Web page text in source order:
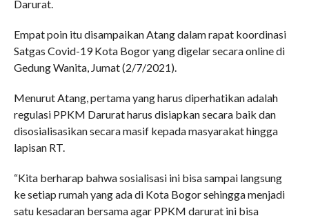
Darurat.
Empat poin itu disampaikan Atang dalam rapat koordinasi
Satgas Covid-19 Kota Bogor yang digelar secara online di
Gedung Wanita, Jumat (2/7/2021).
Menurut Atang, pertama yang harus diperhatikan adalah
regulasi PPKM Darurat harus disiapkan secara baik dan
disosialisasikan secara masif kepada masyarakat hingga
lapisan RT.
“Kita berharap bahwa sosialisasi ini bisa sampai langsung
ke setiap rumah yang ada di Kota Bogor sehingga menjadi
satu kesadaran bersama agar PPKM darurat ini bisa